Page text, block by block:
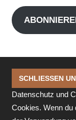
Adresse
Datenschutz und
Cookies. Wenn du